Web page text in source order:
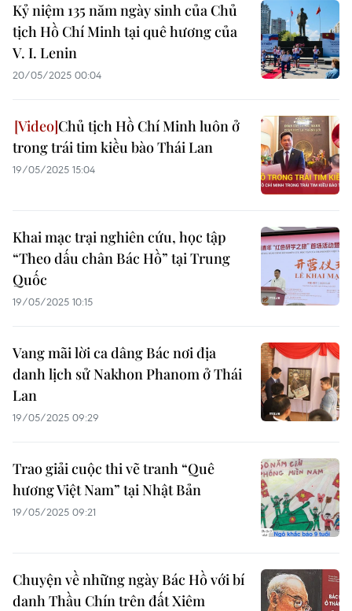
Kỷ niệm 135 năm ngày sinh của Chủ
tịch Hồ Chí Minh tại quê hương của
V. I. Lenin
20/05/2025 00:04
Chủ tịch Hồ Chí Minh luôn ở
trong trái tim kiều bào Thái Lan
19/05/2025 15:04
Khai mạc trại nghiên cứu, học tập
“Theo dấu chân Bác Hồ” tại Trung
Quốc
19/05/2025 10:15
Vang mãi lời ca dâng Bác nơi địa
danh lịch sử Nakhon Phanom ở Thái
Lan
19/05/2025 09:29
Trao giải cuộc thi vẽ tranh “Quê
hương Việt Nam” tại Nhật Bản
19/05/2025 09:21
Chuyện về những ngày Bác Hồ với bí
danh Thầu Chín trên đất Xiêm